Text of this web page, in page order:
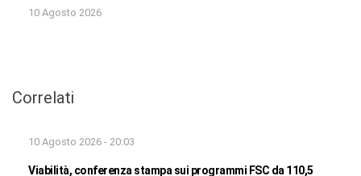
10 Agosto 2026
Correlati
10 Agosto 2026 - 20:03
Viabilità, conferenza stampa sui programmi FSC da 110,5